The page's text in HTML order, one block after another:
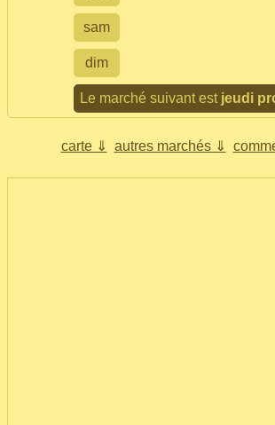
sam
dim
Le marché suivant est jeudi
carte ⇓ autres marchés ⇓